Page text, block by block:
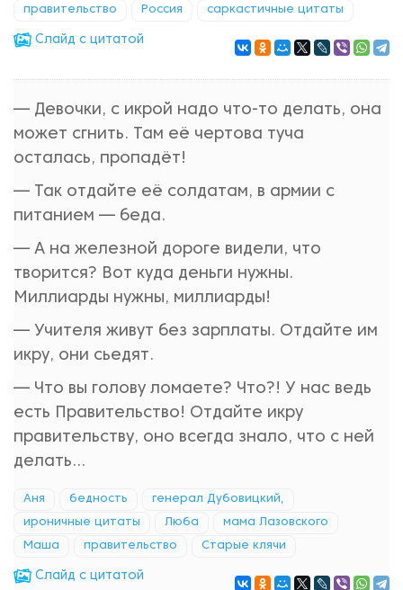
правительство Россия саркастичные цитаты
Cлайд с цитатой
— Девочки, с икрой надо что-то делать, она
может сгнить. Там её чертова туча
осталась, пропадёт!
— Так отдайте её солдатам, в армии с
питанием — беда.
— А на железной дороге видели, что
творится? Вот куда деньги нужны.
Миллиарды нужны, миллиарды!
— Учителя живут без зарплаты. Отдайте им
икру, они сьедят.
— Что вы голову ломаете? Что?! У нас ведь
есть Правительство! Отдайте икру
правительству, оно всегда знало, что с ней
делать...
Аня бедность генерал Дубовицкий,
ироничные цитаты Люба мама Лазовского
Маша правительство Старые клячи
Cлайд с цитатой